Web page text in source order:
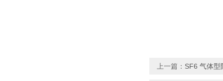
上一篇： SF6 气体型